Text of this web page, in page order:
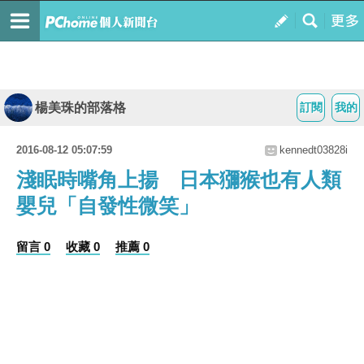
我的
訂閱
楊美珠的部落格
2016-08-12 05:07:59 kennedt03828i
淺眠時嘴角上揚 日本獼猴也有人類
嬰兒「自發性微笑」
留言 0 收藏 0 推薦 0